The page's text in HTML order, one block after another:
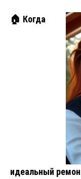
🏠 Когда
идеальный